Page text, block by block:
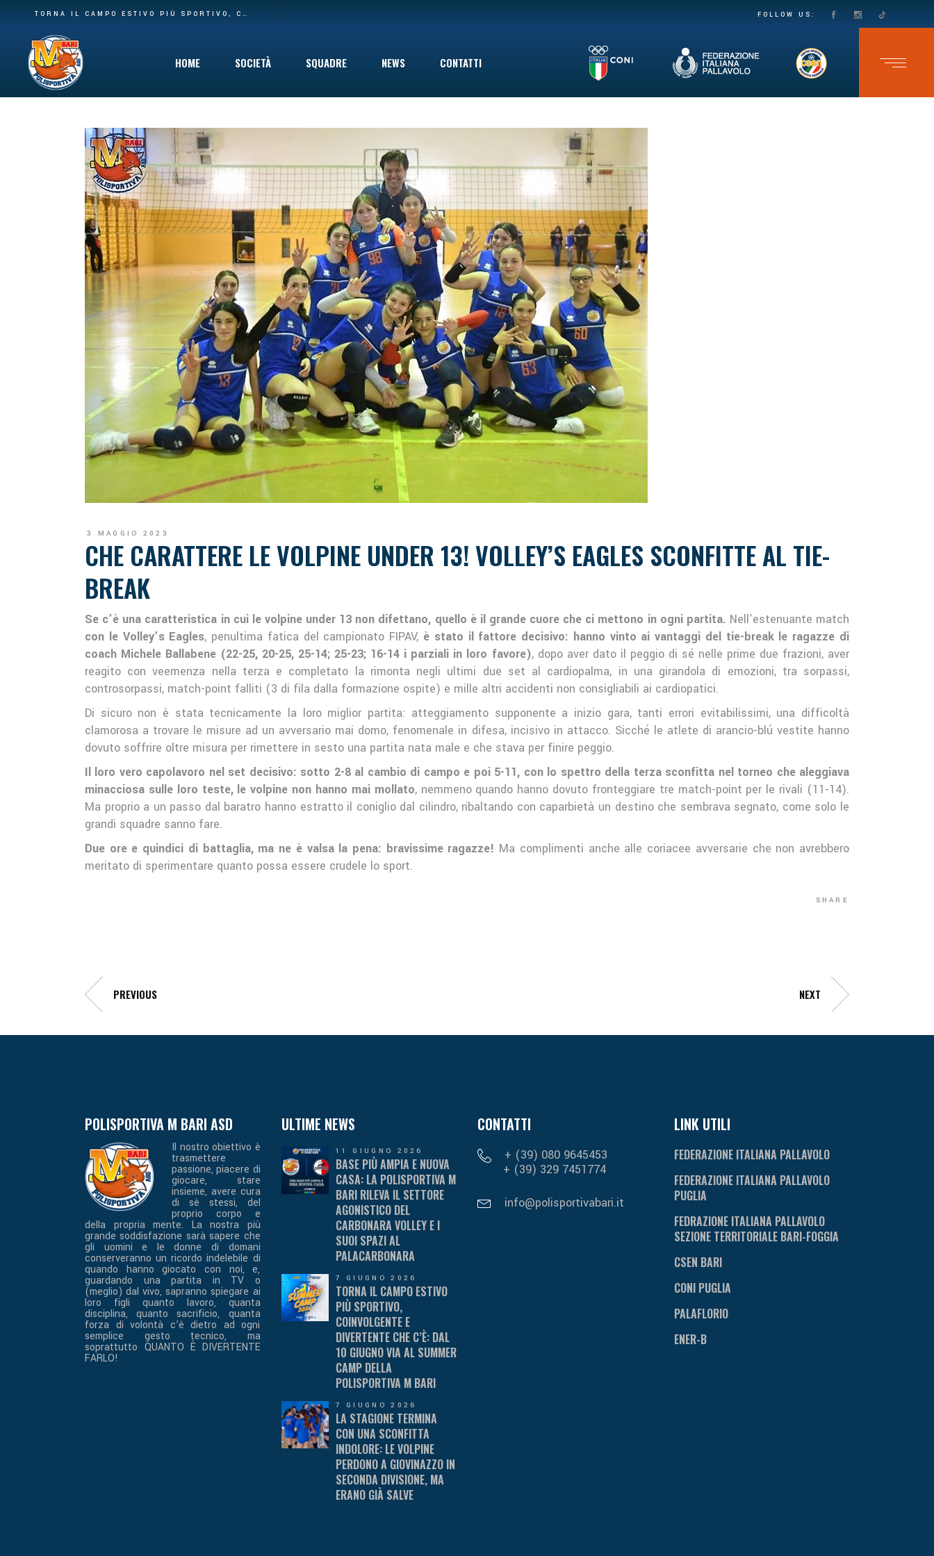
TORNA IL CAMPO ESTIVO PIÙ SPORTIVO, COINVOLGENTE E DIVERTENTE CHE C’È: DAL 10 GIUGNO VIA AL SUMMER CAMP DELLA POLISPORTIVA M BARI FOLLOW US:
HOME SOCIETÀ
Mission
Safeguarding
Cinque per Mille
Privacy Policy
SQUADRE NEWS CONTATTI
3 MAGGIO 2023
CHE CARATTERE LE VOLPINE UNDER 13! VOLLEY’S EAGLES SCONFITTE AL TIE-
BREAK
Se c’è una caratteristica in cui le volpine under 13 non difettano, quello è il grande cuore che ci mettono in ogni partita. Nell’estenuante match
con le Volley’s Eagles, penultima fatica del campionato FIPAV, è stato il fattore decisivo: hanno vinto ai vantaggi del tie-break le ragazze di
coach Michele Ballabene (22-25, 20-25, 25-14; 25-23; 16-14 i parziali in loro favore), dopo aver dato il peggio di sé nelle prime due frazioni, aver
reagito con veemenza nella terza e completato la rimonta negli ultimi due set al cardiopalma, in una girandola di emozioni, tra sorpassi,
controsorpassi, match-point falliti (3 di fila dalla formazione ospite) e mille altri accidenti non consigliabili ai cardiopatici.
Di sicuro non è stata tecnicamente la loro miglior partita: atteggiamento supponente a inizio gara, tanti errori evitabilissimi, una difficoltà
clamorosa a trovare le misure ad un avversario mai domo, fenomenale in difesa, incisivo in attacco. Sicché le atlete di arancio-blú vestite hanno
dovuto soffrire oltre misura per rimettere in sesto una partita nata male e che stava per finire peggio.
Il loro vero capolavoro nel set decisivo: sotto 2-8 al cambio di campo e poi 5-11, con lo spettro della terza sconfitta nel torneo che aleggiava
minacciosa sulle loro teste, le volpine non hanno mai mollato, nemmeno quando hanno dovuto fronteggiare tre match-point per le rivali (11-14).
Ma proprio a un passo dal baratro hanno estratto il coniglio dal cilindro, ribaltando con caparbietà un destino che sembrava segnato, come solo le
grandi squadre sanno fare.
Due ore e quindici di battaglia, ma ne è valsa la pena: bravissime ragazze! Ma complimenti anche alle coriacee avversarie che non avrebbero
meritato di sperimentare quanto possa essere crudele lo sport.
SHARE
PREVIOUS NEXT
POLISPORTIVA M BARI ASD
Il nostro obiettivo è
trasmettere
passione, piacere di
giocare, stare
insieme, avere cura
di sè stessi, del
proprio corpo e
della propria mente. La nostra più
grande soddisfazione sarà sapere che
gli uomini e le donne di domani
conserveranno un ricordo indelebile di
quando hanno giocato con noi, e,
guardando una partita in TV o
(meglio) dal vivo, sapranno spiegare ai
loro figli quanto lavoro, quanta
disciplina, quanto sacrificio, quanta
forza di volontà c’è dietro ad ogni
semplice gesto tecnico, ma
soprattutto QUANTO È DIVERTENTE
FARLO!
ULTIME NEWS
11 GIUGNO 2026
BASE PIÙ AMPIA E NUOVA
CASA: LA POLISPORTIVA M
BARI RILEVA IL SETTORE
AGONISTICO DEL
CARBONARA VOLLEY E I
SUOI SPAZI AL
PALACARBONARA
7 GIUGNO 2026
TORNA IL CAMPO ESTIVO
PIÙ SPORTIVO,
COINVOLGENTE E
DIVERTENTE CHE C’È: DAL
10 GIUGNO VIA AL SUMMER
CAMP DELLA
POLISPORTIVA M BARI
7 GIUGNO 2026
LA STAGIONE TERMINA
CON UNA SCONFITTA
INDOLORE: LE VOLPINE
PERDONO A GIOVINAZZO IN
SECONDA DIVISIONE, MA
ERANO GIÀ SALVE
CONTATTI
+ (39) 080 9645453
+ (39) 329 7451774
info@polisportivabari.it
LINK UTILI
FEDERAZIONE ITALIANA PALLAVOLO
FEDERAZIONE ITALIANA PALLAVOLO
PUGLIA
FEDRAZIONE ITALIANA PALLAVOLO
SEZIONE TERRITORIALE BARI-FOGGIA
CSEN BARI
CONI PUGLIA
PALAFLORIO
ENER-B